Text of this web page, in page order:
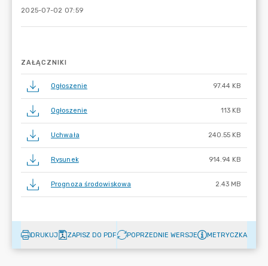
2025-07-02 07:59
ZAŁĄCZNIKI
Ogłoszenie 97.44 KB
Ogłoszenie 113 KB
Uchwała 240.55 KB
Rysunek 914.94 KB
Prognoza środowiskowa 2.43 MB
DRUKUJ ZAPISZ DO PDF POPRZEDNIE WERSJE METRYCZKA